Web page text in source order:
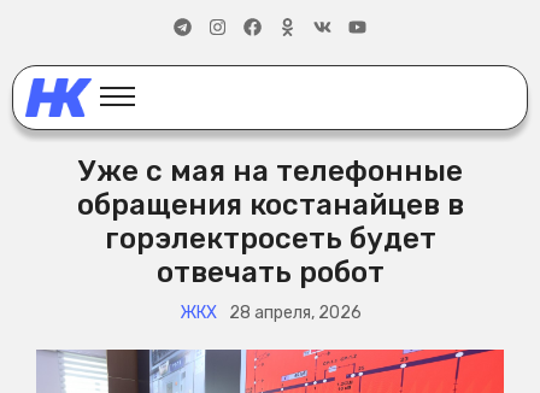
Уже с мая на телефонные
обращения костанайцев в
горэлектросеть будет
отвечать робот
ЖКХ 28 апреля, 2026